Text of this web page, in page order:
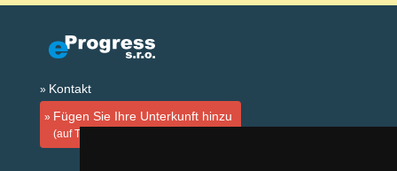
Kontakt
Fügen Sie Ihre Unterkunft hinzu
(auf Tschechisch)